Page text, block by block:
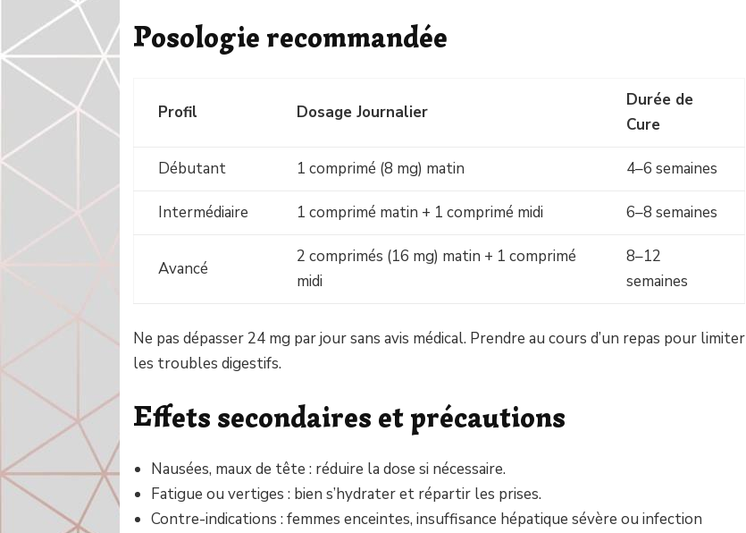
Posologie recommandée
Profil Dosage Journalier
Durée de
Cure
Débutant 1 comprimé (8 mg) matin 4–6 semaines
Intermédiaire 1 comprimé matin + 1 comprimé midi 6–8 semaines
Avancé
2 comprimés (16 mg) matin + 1 comprimé
midi
8–12
semaines
Ne pas dépasser 24 mg par jour sans avis médical. Prendre au cours d’un repas pour limiter
les troubles digestifs.
Effets secondaires et précautions
Nausées, maux de tête : réduire la dose si nécessaire.
Fatigue ou vertiges : bien s’hydrater et répartir les prises.
Contre-indications : femmes enceintes, insuffisance hépatique sévère ou infection